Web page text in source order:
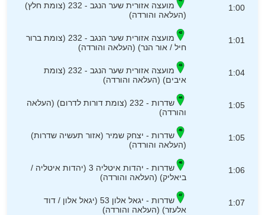
1:00
מועצה אזורית שער הנגב - 232 (צומת חלץ)
(העלאה והורדה)
1:01
מועצה אזורית שער הנגב - 232 (צומת ברור
חיל / אור הנר) (העלאה והורדה)
1:04
מועצה אזורית שער הנגב - 232 (צומת
איבים) (העלאה והורדה)
1:05
שדרות - 232 (צומת דורות לדרום) (העלאה
והורדה)
1:05
שדרות - יצחק שמיר (אזור תעשיה שדרות)
(העלאה והורדה)
1:06
שדרות - יהדות איטליה 3 (יהדות איטליה /
ביאליק) (העלאה והורדה)
1:07
שדרות - יגאל אלון 53 (יגאל אלון / דוד
אלעזר) (העלאה והורדה)